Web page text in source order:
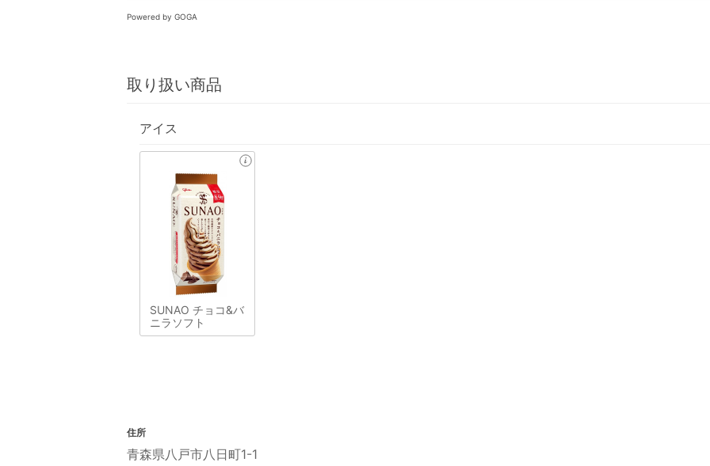
Powered by GOGA
取り扱い商品
アイス
SUNAO チョコ&バ
ニラソフト
住所
青森県八戸市八日町1-1